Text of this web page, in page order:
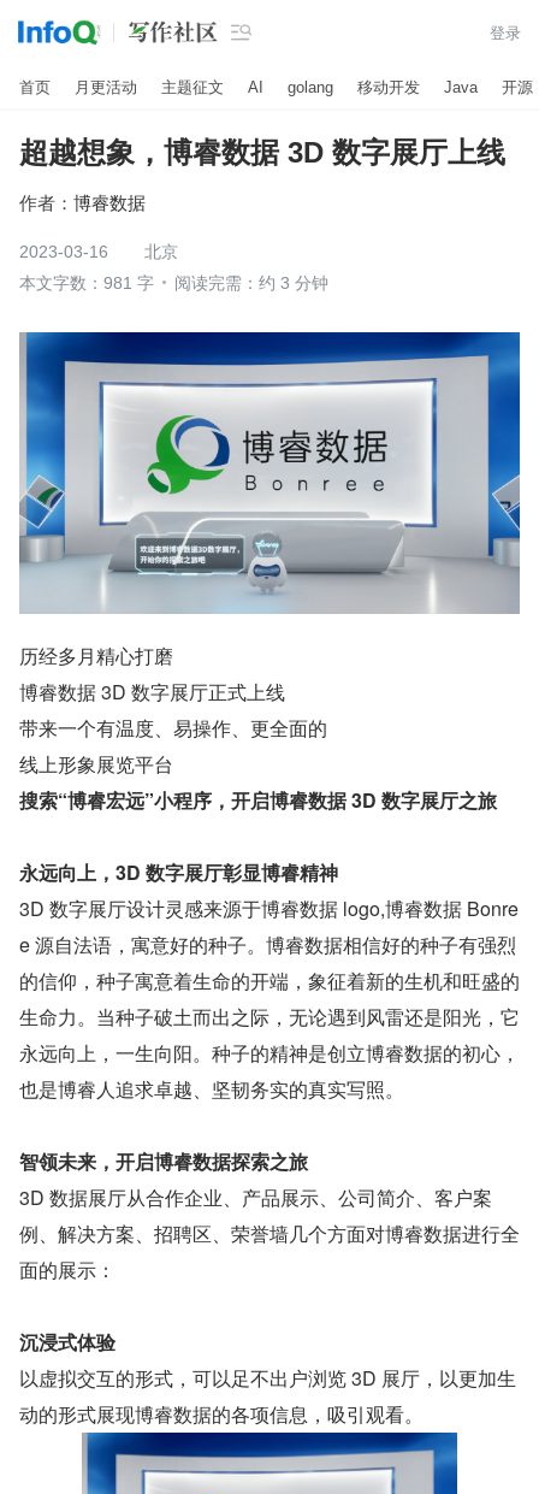
 登录
首页 月更活动 主题征文 AI golang 移动开发 Java 开源
超越想象，博睿数据 3D 数字展厅上线
作者： 博睿数据
2023-03-16
北京
本文字数：981 字
阅读完需：约 3 分钟
历经多月精心打磨
博睿数据 3D 数字展厅正式上线
带来一个有温度、易操作、更全面的
线上形象展览平台
搜索“博睿宏远”小程序，开启博睿数据 3D 数字展厅之旅
永远向上，3D 数字展厅彰显博睿精神
3D 数字展厅设计灵感来源于博睿数据 logo,博睿数据 Bonre
e 源自法语，寓意好的种子。博睿数据相信好的种子有强烈
的信仰，种子寓意着生命的开端，象征着新的生机和旺盛的
生命力。当种子破土而出之际，无论遇到风雷还是阳光，它
永远向上，一生向阳。种子的精神是创立博睿数据的初心，
也是博睿人追求卓越、坚韧务实的真实写照。
智领未来，开启博睿数据探索之旅
3D 数据展厅从合作企业、产品展示、公司简介、客户案
例、解决方案、招聘区、荣誉墙几个方面对博睿数据进行全
面的展示：
沉浸式体验
以虚拟交互的形式，可以足不出户浏览 3D 展厅，以更加生
动的形式展现博睿数据的各项信息，吸引观看。